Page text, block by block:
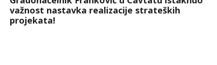
važnost nastavka realizacije strateških
projekata!